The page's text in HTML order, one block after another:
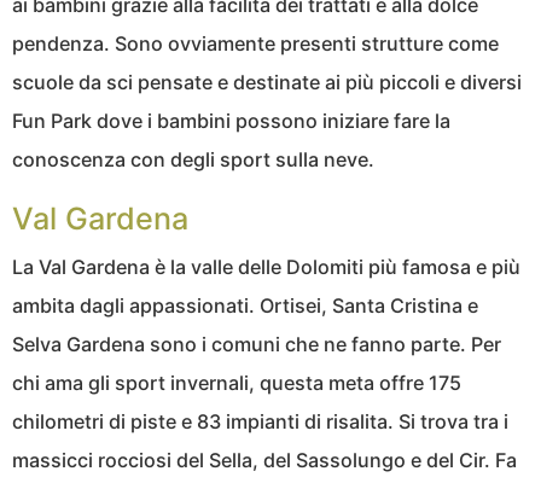
ai bambini grazie alla facilità dei trattati e alla dolce
pendenza. Sono ovviamente presenti strutture come
scuole da sci pensate e destinate ai più piccoli e diversi
Fun Park dove i bambini possono iniziare fare la
conoscenza con degli sport sulla neve.
Val Gardena
La Val Gardena è la valle delle Dolomiti più famosa e più
ambita dagli appassionati. Ortisei, Santa Cristina e
Selva Gardena sono i comuni che ne fanno parte. Per
chi ama gli sport invernali, questa meta offre 175
chilometri di piste e 83 impianti di risalita. Si trova tra i
massicci rocciosi del Sella, del Sassolungo e del Cir. Fa